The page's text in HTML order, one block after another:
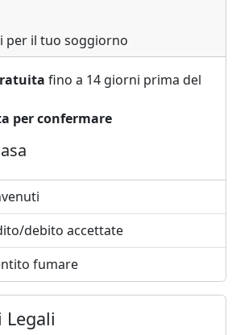
per il tuo soggiorno
fino a 14 giorni prima del
per confermare
debito accettate
fumare